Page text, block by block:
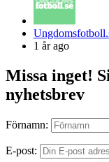
Posted
by
1 år ago
Missa inget!
nyhetsbrev
Förnamn:
E-post: